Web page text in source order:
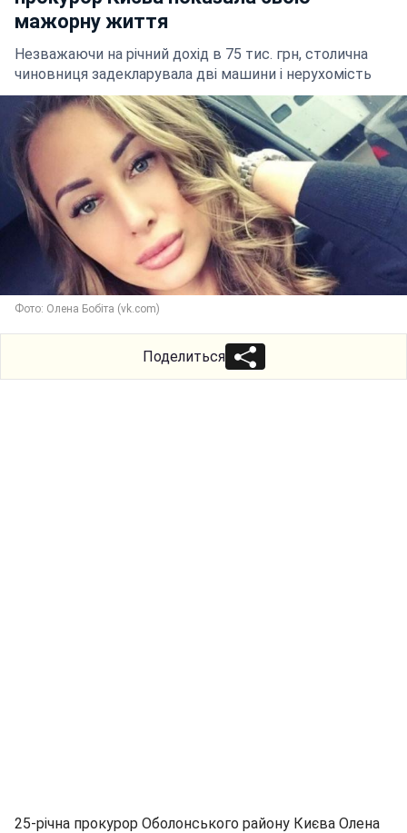
мажорну життя
Незважаючи на річний дохід в 75 тис. грн, столична
чиновниця задекларувала дві машини і нерухомість
Фото: Олена Бобіта (vk.com)
Поделиться
25-річна прокурор Оболонського району Києва Олена